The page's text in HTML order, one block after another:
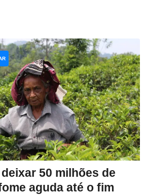
50 milhões de
aguda até o fim